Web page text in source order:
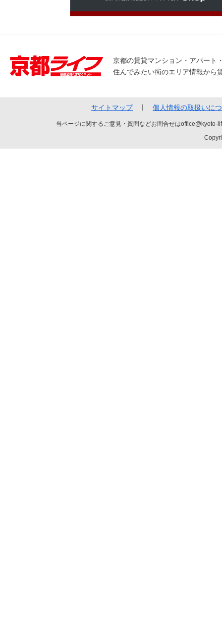
京都の賃貸マンション・アパート
住んでみたい街のエリア情報から
サイトマップ 個人情報の取扱いに
当ページに関するご意見・質問などお問合せは